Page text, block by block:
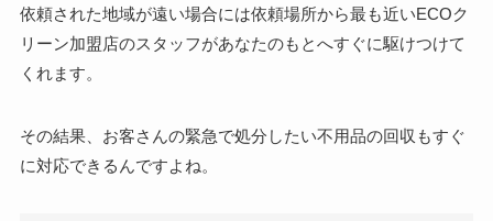
依頼された地域が遠い場合には依頼場所から最も近いECOク
リーン加盟店のスタッフがあなたのもとへすぐに駆けつけて
くれます。
その結果、お客さんの緊急で処分したい不用品の回収もすぐ
に対応できるんですよね。